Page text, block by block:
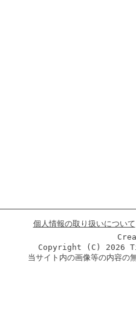
個人情報の取り扱いについて
Copyright (C) 2026
当サイト内の画像等の内容の